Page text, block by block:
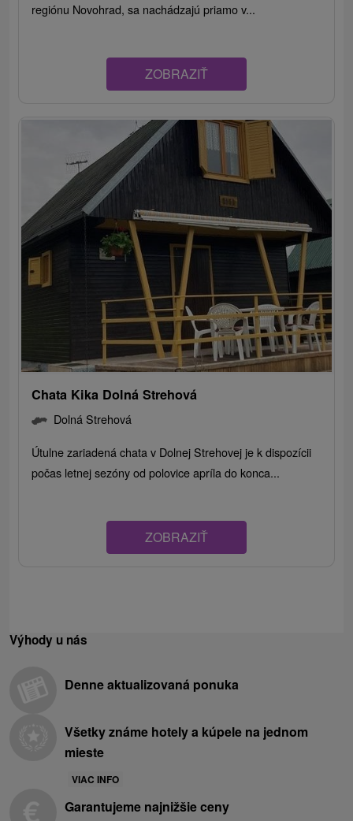
regiónu Novohrad, sa nachádzajú priamo v...
ZOBRAZIŤ
Chata Kika Dolná Strehová
Dolná Strehová
Útulne zariadená chata v Dolnej Strehovej je k dispozícii
počas letnej sezóny od polovice apríla do konca...
ZOBRAZIŤ
Výhody u nás
Denne aktualizovaná ponuka
Všetky známe hotely a kúpele na jednom
mieste
VIAC INFO
Garantujeme najnižšie ceny